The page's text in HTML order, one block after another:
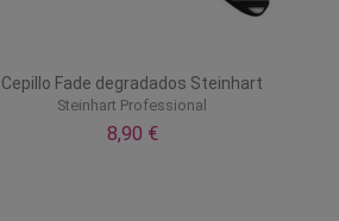
Cepillo Fade degradados Steinhart
Steinhart Professional
8,90 €